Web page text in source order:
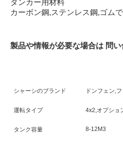
タンカー用材料
カーボン鋼,ステンレス鋼,ゴム
製品や情報が必要な場合は 問
シャーシのブランド ドンフェン,
運転タイプ 4x2,オプショ
タンク容量 8-12M3